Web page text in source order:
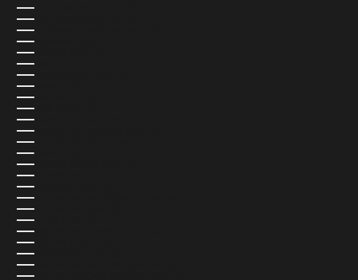
MONTSERRAT (USD $)
MOZAMBIQUE (USD $)
MYANMAR (BIRMANIA) (USD $)
NAMIBIA (USD $)
NAURU (USD $)
NEPAL (USD $)
NICARAGUA (USD $)
NÍGER (USD $)
NIGERIA (USD $)
NIUE (USD $)
NORUEGA (NOK KR)
NUEVA CALEDONIA (USD $)
NUEVA ZELANDA (NZD $)
OMÁN (USD $)
PAÍSES BAJOS (EUR €)
PAKISTÁN (USD $)
PANAMÁ (USD $)
PAPÚA NUEVA GUINEA (USD $)
PARAGUAY (USD $)
PERÚ (USD $)
POLINESIA FRANCESA (USD $)
POLONIA (PLN ZŁ)
PORTUGAL (EUR €)
RAE DE HONG KONG (CHINA) (USD $)
RAE DE MACAO (CHINA) (USD $)